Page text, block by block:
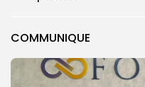
COMMUNIQUE